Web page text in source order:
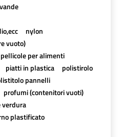
nylon
vuoto)
pellicole per alimenti
piatti in plastica
polistirolo
pannelli
profumi (contenitori vuoti)
plastificato